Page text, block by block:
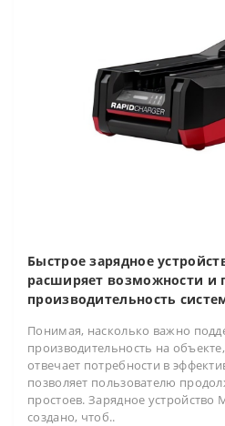
Быстрое зарядное
расширяет возможности и
производительность
Понимая, насколько важно
производительность на
отвечает потребности в
позволяет пользователю
простоев. Зарядное устройство
создано, чтоб..